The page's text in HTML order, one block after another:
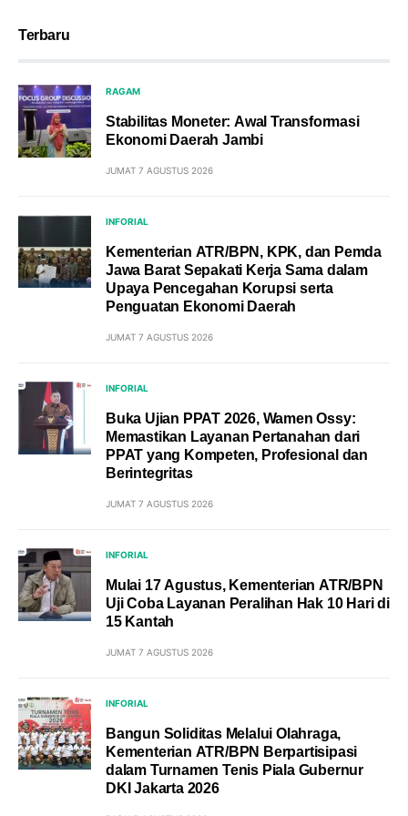
Terbaru
RAGAM
Stabilitas Moneter: Awal Transformasi
Ekonomi Daerah Jambi
JUMAT 7 AGUSTUS 2026
INFORIAL
Kementerian ATR/BPN, KPK, dan Pemda
Jawa Barat Sepakati Kerja Sama dalam
Upaya Pencegahan Korupsi serta
Penguatan Ekonomi Daerah
JUMAT 7 AGUSTUS 2026
INFORIAL
Buka Ujian PPAT 2026, Wamen Ossy:
Memastikan Layanan Pertanahan dari
PPAT yang Kompeten, Profesional dan
Berintegritas
JUMAT 7 AGUSTUS 2026
INFORIAL
Mulai 17 Agustus, Kementerian ATR/BPN
Uji Coba Layanan Peralihan Hak 10 Hari di
15 Kantah
JUMAT 7 AGUSTUS 2026
INFORIAL
Bangun Soliditas Melalui Olahraga,
Kementerian ATR/BPN Berpartisipasi
dalam Turnamen Tenis Piala Gubernur
DKI Jakarta 2026